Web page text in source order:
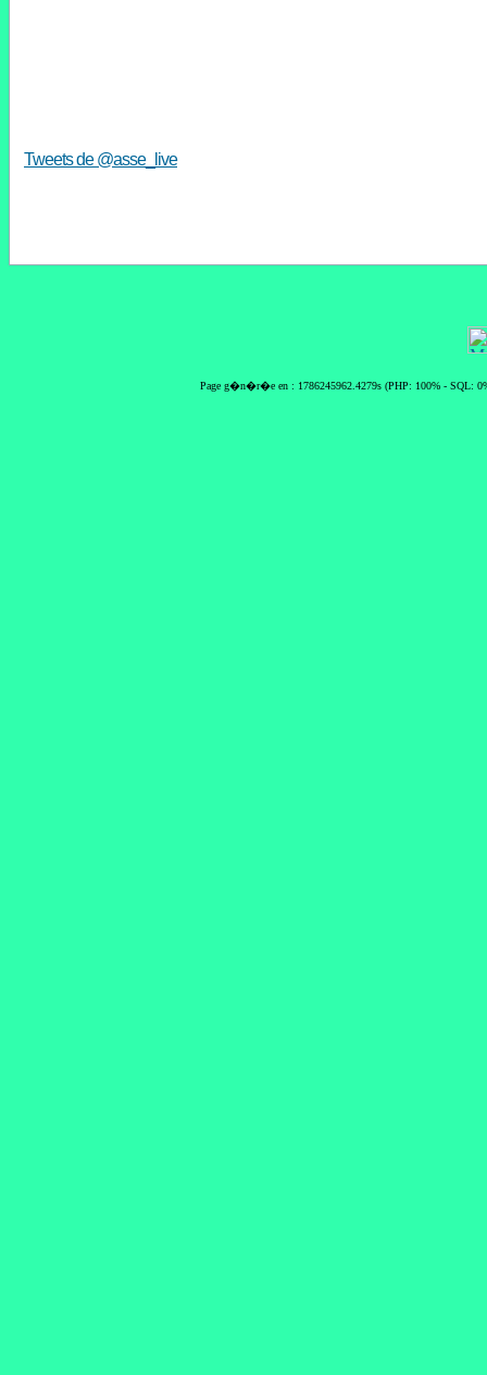
Tweets de @asse_live
Page g�n�r�e en : 1786245962.4279s (PHP: 100% - SQL: